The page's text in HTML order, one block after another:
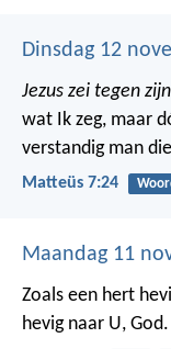
Dinsdag 12
Jezus zei tegen
wat Ik zeg, maar
verstandig man
Matteüs 7:24
Maandag 11
Zoals een hert
hevig naar U, God.